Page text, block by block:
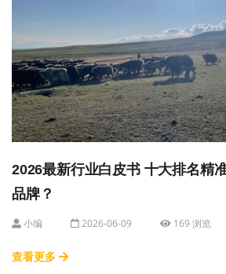
2026最新行业白皮书 十大排名精
品牌？
小编 2026-06-09 169 浏览
查看更多